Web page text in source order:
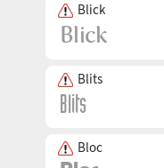
Blick
Blits
Bloc